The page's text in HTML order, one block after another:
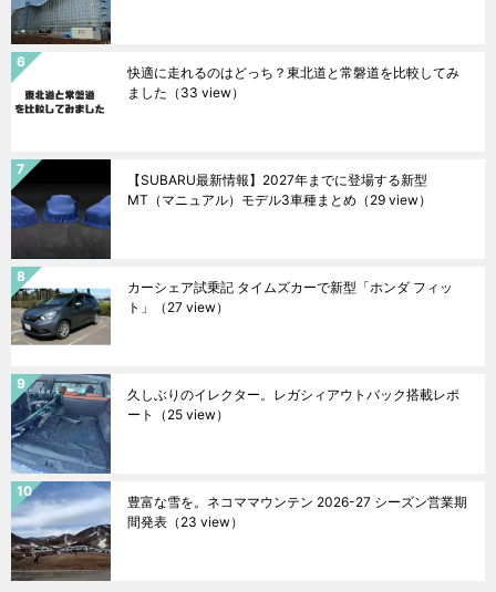
快適に走れるのはどっち？東北道と常磐道を比較してみ
ました （33 view）
【SUBARU最新情報】2027年までに登場する新型
MT（マニュアル）モデル3車種まとめ （29 view）
カーシェア試乗記 タイムズカーで新型「ホンダ フィッ
ト」
（27 view）
久しぶりのイレクター。レガシィアウトバック搭載レポ
ート
（25 view）
豊富な雪を。ネコママウンテン 2026-27 シーズン営業期
間発表 （23 view）